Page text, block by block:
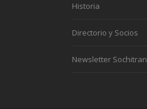
Historia
Directorio y Socios
Newsletter Sochitran